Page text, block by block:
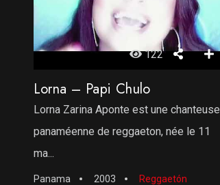
122
Lorna – Papi Chulo
Lorna Zarina Aponte est une chanteuse
panaméenne de reggaeton, née le 11
ma...
Panama 2003 Reggaetón